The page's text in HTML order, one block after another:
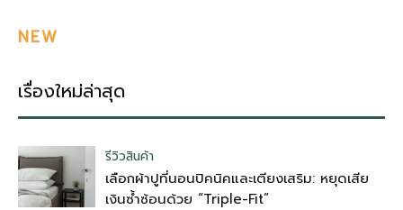
NEW
เรื่องใหม่ล่าสุด
รีวิวสินค้า
เลือกผ้าปูที่นอนปิคนิคและเตียงเสริม: หยุดเสีย
เงินซ้ำซ้อนด้วย “Triple-Fit”